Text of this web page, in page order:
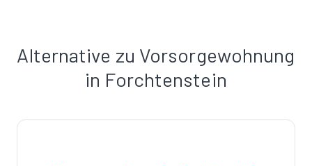
Alternative zu Vorsorgewohnung
in Forchtenstein